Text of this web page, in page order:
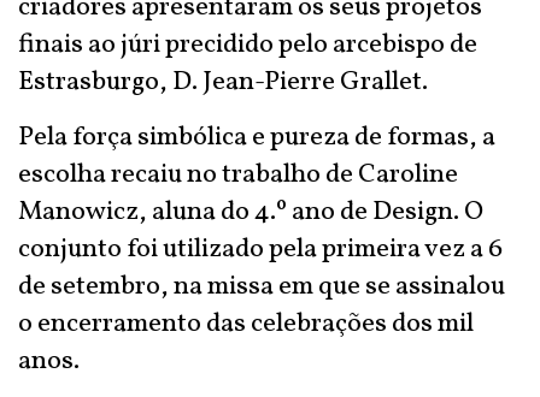
criadores apresentaram os seus projetos
finais ao júri precidido pelo arcebispo de
Estrasburgo, D. Jean-Pierre Grallet.
Pela força simbólica e pureza de formas, a
escolha recaiu no trabalho de Caroline
Manowicz, aluna do 4.º ano de Design. O
conjunto foi utilizado pela primeira vez a 6
de setembro, na missa em que se assinalou
o encerramento das celebrações dos mil
anos.